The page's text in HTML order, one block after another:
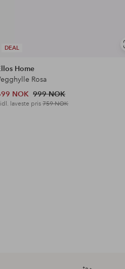
DEAL
Home
Rosa
NOK 999 NOK
laveste pris759 NOK